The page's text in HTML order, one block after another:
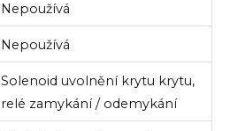
Nepoužívá
Nepoužívá
Solenoid uvolnění krytu krytu,
relé zamykání / odemykání